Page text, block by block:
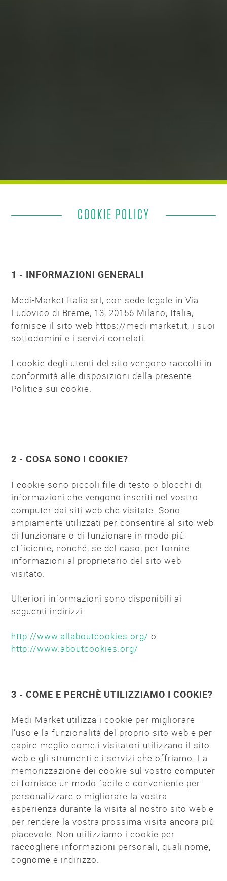
COOKIE POLICY
1 - INFORMAZIONI GENERALI
Medi-Market Italia srl, con sede legale in Via
Ludovico di Breme, 13, 20156 Milano, Italia,
fornisce il sito web https://medi-market.it, i suoi
sottodomini e i servizi correlati.
I cookie degli utenti del sito vengono raccolti in
conformità alle disposizioni della presente
Politica sui cookie.
2 - COSA SONO I COOKIE?
I cookie sono piccoli file di testo o blocchi di
informazioni che vengono inseriti nel vostro
computer dai siti web che visitate. Sono
ampiamente utilizzati per consentire al sito web
di funzionare o di funzionare in modo più
efficiente, nonché, se del caso, per fornire
informazioni al proprietario del sito web
visitato.
Ulteriori informazioni sono disponibili ai
seguenti indirizzi:
http://www.allaboutcookies.org/ o
http://www.aboutcookies.org/
3 - COME E PERCHÈ UTILIZZIAMO I COOKIE?
Medi-Market utilizza i cookie per migliorare
l’uso e la funzionalità del proprio sito web e per
capire meglio come i visitatori utilizzano il sito
web e gli strumenti e i servizi che offriamo. La
memorizzazione dei cookie sul vostro computer
ci fornisce un modo facile e conveniente per
personalizzare o migliorare la vostra
esperienza durante la visita al nostro sito web e
per rendere la vostra prossima visita ancora più
piacevole. Non utilizziamo i cookie per
raccogliere informazioni personali, quali nome,
cognome e indirizzo.